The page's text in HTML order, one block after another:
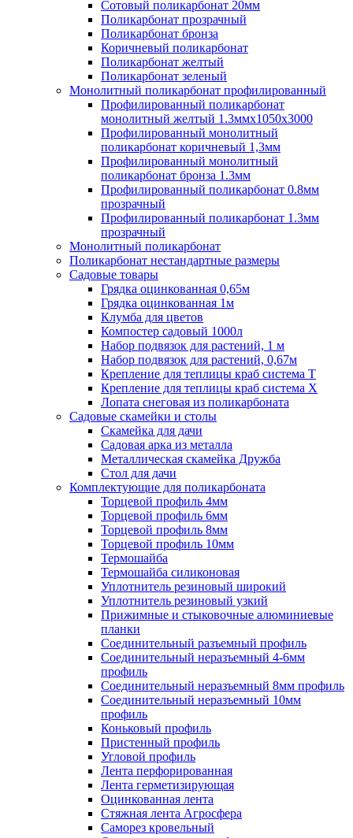
Сотовый поликарбонат 20мм
Поликарбонат прозрачный
Поликарбонат бронза
Коричневый поликарбонат
Поликарбонат желтый
Поликарбонат зеленый
Монолитный поликарбонат профилированный
Профилированный поликарбонат
монолитный желтый 1.3ммх1050х3000
Профилированный монолитный
поликарбонат коричневый 1,3мм
Профилированный монолитный
поликарбонат бронза 1.3мм
Профилированный поликарбонат 0.8мм
прозрачный
Профилированный поликарбонат 1.3мм
прозрачный
Монолитный поликарбонат
Поликарбонат нестандартные размеры
Садовые товары
Грядка оцинкованная 0,65м
Грядка оцинкованная 1м
Клумба для цветов
Компостер садовый 1000л
Набор подвязок для растений, 1 м
Набор подвязок для растений, 0,67м
Крепление для теплицы краб система Т
Крепление для теплицы краб система Х
Лопата снеговая из поликарбоната
Садовые скамейки и столы
Скамейка для дачи
Садовая арка из металла
Металлическая скамейка Дружба
Стол для дачи
Комплектующие для поликарбоната
Торцевой профиль 4мм
Торцевой профиль 6мм
Торцевой профиль 8мм
Торцевой профиль 10мм
Термошайба
Термошайба силиконовая
Уплотнитель резиновый широкий
Уплотнитель резиновый узкий
Прижимные и стыковочные алюминиевые
планки
Соединительный разъемный профиль
Соединительный неразъемный 4-6мм
профиль
Соединительный неразъемный 8мм профиль
Соединительный неразъемный 10мм
профиль
Коньковый профиль
Пристенный профиль
Угловой профиль
Лента перфорированная
Лента герметизирующая
Оцинкованная лента
Стяжная лента Агросфера
Саморез кровельный